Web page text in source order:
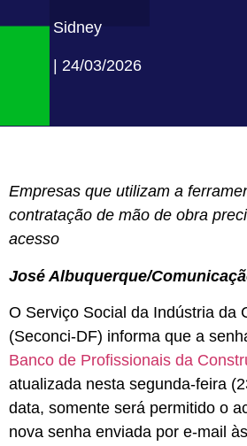
Sidney
| 24/03/2026
Empresas que utilizam a
contratação de mão de obra
acesso
José Albuquerque/
O Serviço Social da Indústria da
(Seconci-DF) informa que a
Banco de Profissionais da
atualizada nesta segunda-feira
data, somente será permitido o
nova senha enviada por e-mail